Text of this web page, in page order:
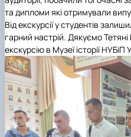
та дипломи які отримували
Від екскурсії у студентів
гарний настрій. Дякуємо Тетяні
екскурсію в Музеї історії НУБіП